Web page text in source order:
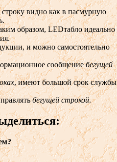
видно как в пасмурную
образом, LEDтабло идеально
и можно самостоятельно
сообщениебегущей
, имеют большой срок службы
бегущей строкой.